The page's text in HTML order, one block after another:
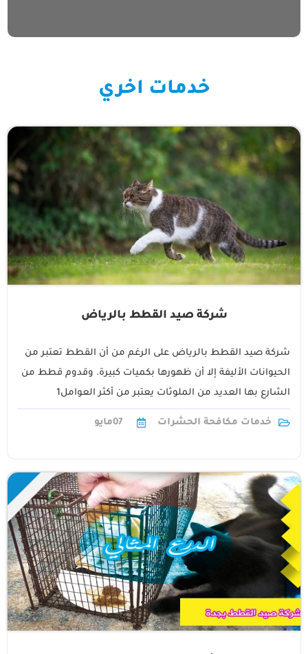
خدمات اخري
شركة صيد القطط بالرياض
شركة صيد القطط بالرياض على الرغم من أن القطط تعتبر من
الحيوانات الأليفة إلا أن ظهورها بكميات كبيرة. وقدوم قطط من
الشارع بها العديد من الملوثات يعتبر من أكثر العوامل1
خدمات مكافحة الحشرات 07مايو